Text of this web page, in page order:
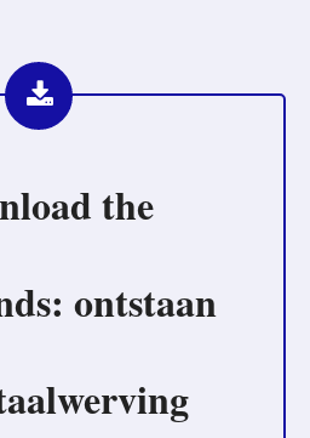
the
ontstaan